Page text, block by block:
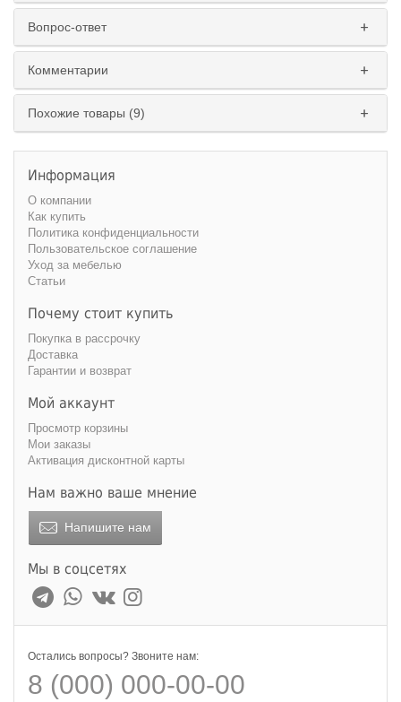
Вопрос-ответ
Комментарии
Похожие товары (9)
Информация
О компании
Как купить
Политика конфиденциальности
Пользовательское соглашение
Уход за мебелью
Статьи
Почему стоит купить
Покупка в рассрочку
Доставка
Гарантии и возврат
Мой аккаунт
Просмотр корзины
Мои заказы
Активация дисконтной карты
Нам важно ваше мнение
Напишите нам
Мы в соцсетях
Остались вопросы? Звоните нам:
8 (000) 000-00-00